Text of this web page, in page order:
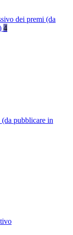
dei premi (da
4
pubblicare in